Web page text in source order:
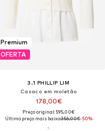
Premium
OFERTA
3.1 PHILLIP LIM
Casaco em moletão
178,00€
Preço original: 595,00€
Último preço mais baixo:356,00€-50%